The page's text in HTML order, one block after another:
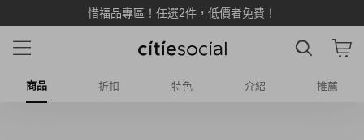
LINE 加入新好友享 $500 雙重購物金 💰
商品 折扣 特色 介紹 推薦